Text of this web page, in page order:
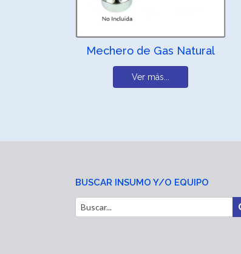
Mechero de Gas Natural
Ver más...
BUSCAR INSUMO Y/O EQUIPO